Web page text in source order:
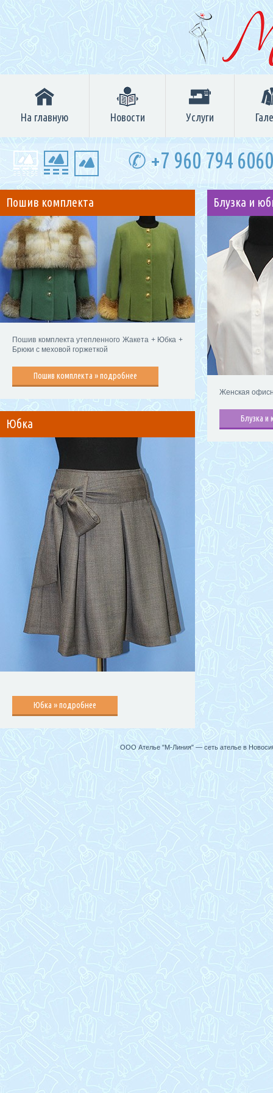
На главную Новости Услуги
✆ +7 960 794 6060
Пошив комплекта
Пошив комплекта утепленного Жакета + Юбка +
Брюки с меховой горжеткой
Пошив комплекта » подробнее
Блузка и
Женская
Блузка и
Юбка
Юбка » подробнее
ООО Ателье "М-Линия" — сеть ателье в